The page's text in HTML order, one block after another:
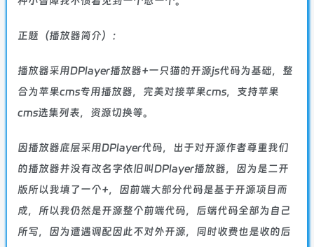
正题（播放器简介）：
播放器采用DPlayer播放器+一只猫的开源js代码为基础，整
合为苹果cms专用播放器，完美对接苹果cms，支持苹果
cms选集列表，资源切换等。
因播放器底层采用DPlayer代码，出于对开源作者尊重我们
的播放器并没有改名字依旧叫DPlayer播放器，因为是二开
版所以我填了一个+，因前端大部分代码是基于开源项目而
成，所以我仍然是开源整个前端代码，后端代码全部为自己
所写，因为遭遇调配因此不对外开源，同时收费也是收的后